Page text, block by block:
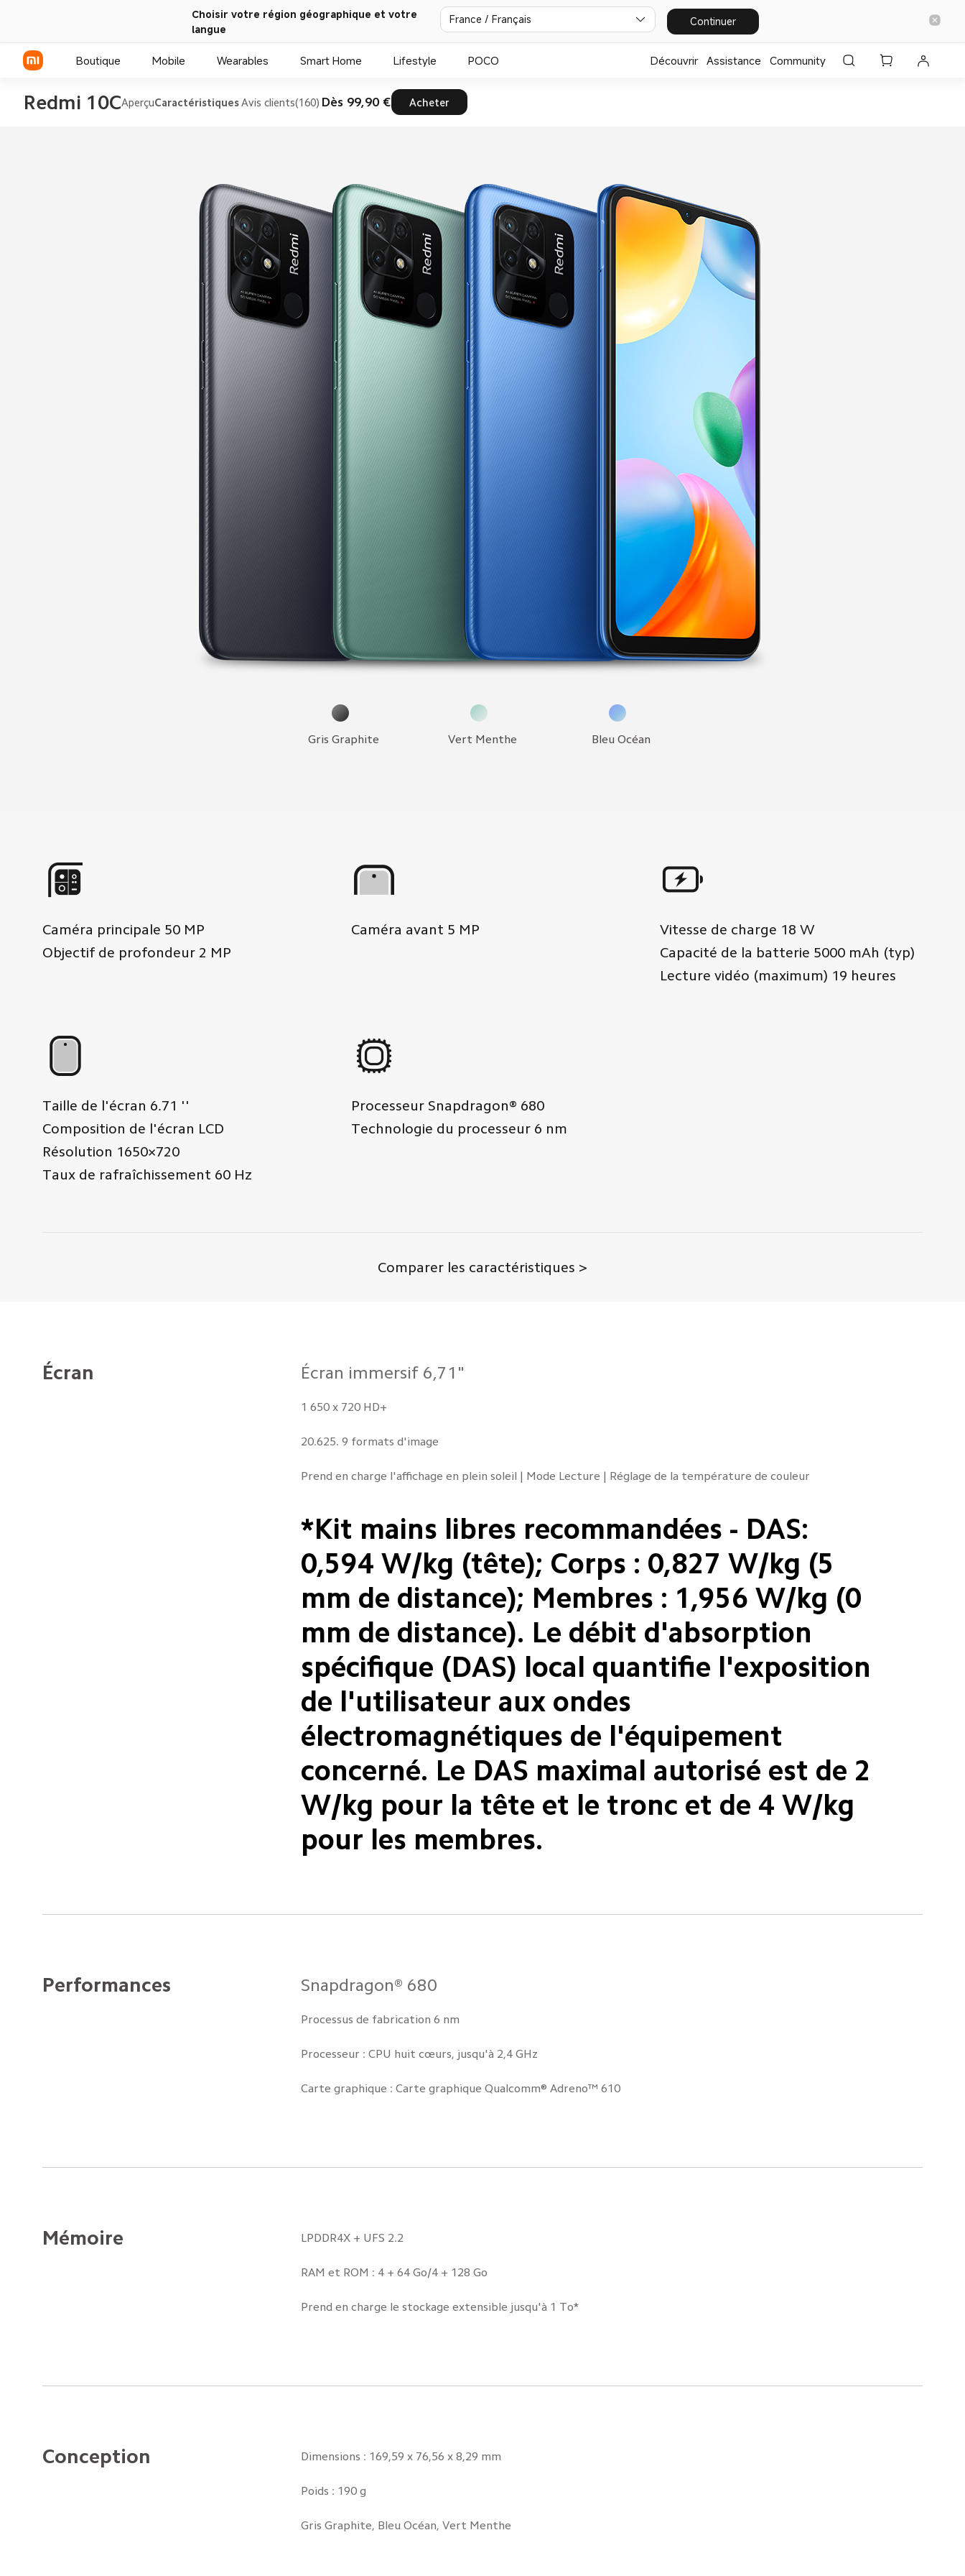
Choisir votre région géographique et votre
langue
France / Français Continuer
Boutique Mobile Wearables Smart Home Lifestyle POCO Découvrir Assistance Community
Redmi 10CAperçuCaractéristiques Avis clients(160) Dès 99,90 € Acheter
Gris Graphite Vert Menthe Bleu Océan
Caméra principale 50 MP
Objectif de profondeur 2 MP
Caméra avant 5 MP Vitesse de charge 18 W
Capacité de la batterie 5000 mAh (typ)
Lecture vidéo (maximum) 19 heures
Taille de l'écran 6.71 ''
Composition de l'écran LCD
Résolution 1650×720
Taux de rafraîchissement 60 Hz
Processeur Snapdragon® 680
Technologie du processeur 6 nm
Comparer les caractéristiques >
Écran Écran immersif 6,71"
1 650 x 720 HD+
20.625. 9 formats d'image
Prend en charge l'affichage en plein soleil | Mode Lecture | Réglage de la température de couleur
*Kit mains libres recommandées - DAS:
0,594 W/kg (tête); Corps : 0,827 W/kg (5
mm de distance); Membres : 1,956 W/kg (0
mm de distance). Le débit d'absorption
spécifique (DAS) local quantifie l'exposition
de l'utilisateur aux ondes
électromagnétiques de l'équipement
concerné. Le DAS maximal autorisé est de 2
W/kg pour la tête et le tronc et de 4 W/kg
pour les membres.
Performances Snapdragon® 680
Processus de fabrication 6 nm
Processeur : CPU huit cœurs, jusqu'à 2,4 GHz
Carte graphique : Carte graphique Qualcomm® Adreno™ 610
Mémoire LPDDR4X + UFS 2.2
RAM et ROM : 4 + 64 Go/4 + 128 Go
Prend en charge le stockage extensible jusqu'à 1 To*
Conception Dimensions : 169,59 x 76,56 x 8,29 mm
Poids : 190 g
Gris Graphite, Bleu Océan, Vert Menthe